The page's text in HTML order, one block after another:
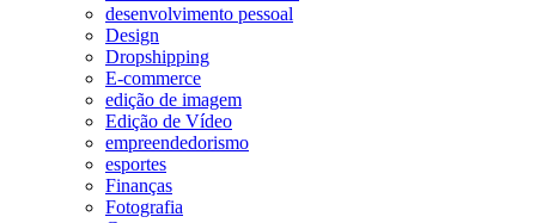
desenvolvimento pessoal
Design
Dropshipping
E-commerce
edição de imagem
Edição de Vídeo
empreendedorismo
esportes
Finanças
Fotografia